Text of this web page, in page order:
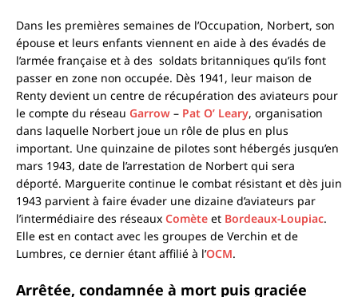
Dans les premières semaines de l’Occupation, Norbert, son
épouse et leurs enfants viennent en aide à des évadés de
l’armée française et à des soldats britanniques qu’ils font
passer en zone non occupée. Dès 1941, leur maison de
Renty devient un centre de récupération des aviateurs pour
le compte du réseau Garrow – Pat O’ Leary, organisation
dans laquelle Norbert joue un rôle de plus en plus
important. Une quinzaine de pilotes sont hébergés jusqu’en
mars 1943, date de l’arrestation de Norbert qui sera
déporté. Marguerite continue le combat résistant et dès juin
1943 parvient à faire évader une dizaine d’aviateurs par
l’intermédiaire des réseaux Comète et Bordeaux-Loupiac.
Elle est en contact avec les groupes de Verchin et de
Lumbres, ce dernier étant affilié à l’OCM.
Arrêtée, condamnée à mort puis graciée